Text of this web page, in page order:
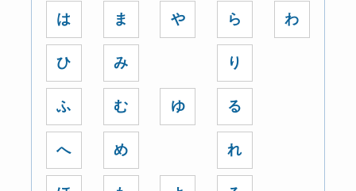
は
ひ
ふ
へ
ま
み
む
め
や
ゆ
ら
り
る
れ
わ